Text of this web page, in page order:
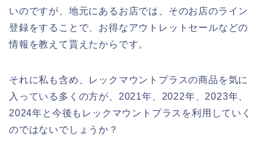
いのですが、地元にあるお店では、そのお店のライン
登録をすることで、お得なアウトレットセールなどの
情報を教えて貰えたからです。
それに私も含め、レックマウントプラスの商品を気に
入っている多くの方が、2021年、2022年、2023年、
2024年と今後もレックマウントプラスを利用していく
のではないでしょうか？